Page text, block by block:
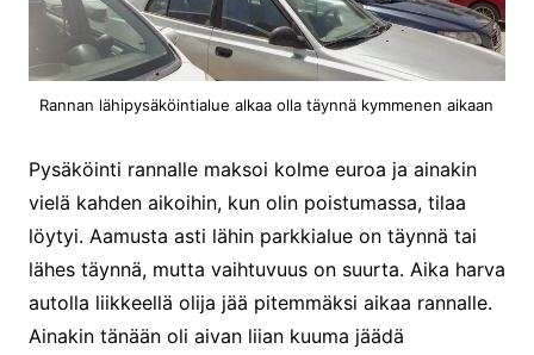
Rannan lähipysäköintialue alkaa olla täynnä kymmenen aikaan
Pysäköinti rannalle maksoi kolme euroa ja ainakin
vielä kahden aikoihin, kun olin poistumassa, tilaa
löytyi. Aamusta asti lähin parkkialue on täynnä tai
lähes täynnä, mutta vaihtuvuus on suurta. Aika harva
autolla liikkeellä olija jää pitemmäksi aikaa rannalle.
Ainakin tänään oli aivan liian kuuma jäädä